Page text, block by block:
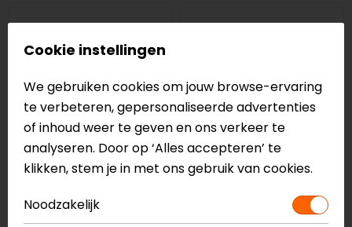
REV'IT!
Seesmart RV36 Knie
Cookie instellingen
We gebruiken cookies om jouw browse-ervaring
te verbeteren, gepersonaliseerde advertenties
of inhoud weer te geven en ons verkeer te
analyseren. Door op ‘Alles accepteren’ te
klikken, stem je in met ons gebruik van cookies.
Noodzakelijk